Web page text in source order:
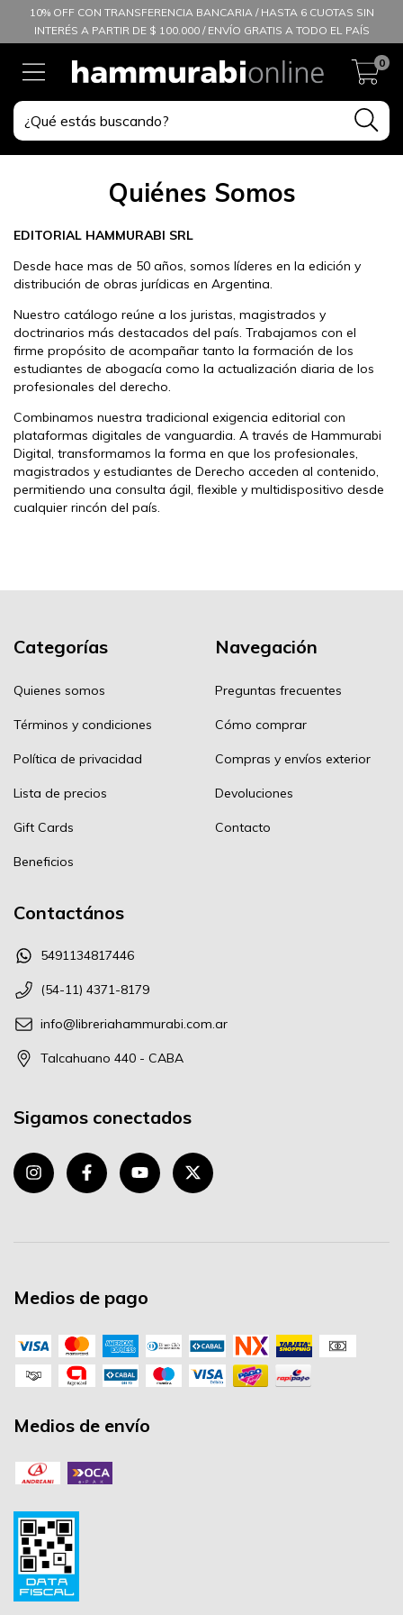
10% OFF CON TRANSFERENCIA BANCARIA / HASTA 6 CUOTAS SIN
INTERÉS A PARTIR DE $ 100.000 / ENVÍO GRATIS A TODO EL PAÍS
0
Quiénes Somos
EDITORIAL HAMMURABI SRL
Desde hace mas de 50 años, somos líderes en la edición y
distribución de obras jurídicas en Argentina.
Nuestro catálogo reúne a los juristas, magistrados y
doctrinarios más destacados del país. Trabajamos con el
firme propósito de acompañar tanto la formación de los
estudiantes de abogacía como la actualización diaria de los
profesionales del derecho.
Combinamos nuestra tradicional exigencia editorial con
plataformas digitales de vanguardia. A través de Hammurabi
Digital, transformamos la forma en que los profesionales,
magistrados y estudiantes de Derecho acceden al contenido,
permitiendo una consulta ágil, flexible y multidispositivo desde
cualquier rincón del país.
Categorías
Quienes somos
Términos y condiciones
Política de privacidad
Lista de precios
Gift Cards
Beneficios
Navegación
Preguntas frecuentes
Cómo comprar
Compras y envíos exterior
Devoluciones
Contacto
Contactános
5491134817446
(54-11) 4371-8179
info@libreriahammurabi.com.ar
Talcahuano 440 - CABA
Sigamos conectados
Medios de pago
Medios de envío